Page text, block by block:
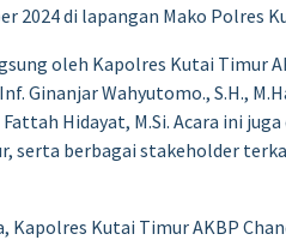
2024 di lapangan Mako Polres
oleh Kapolres Kutai Timur
Ginanjar Wahyutomo., S.H.,
Hidayat, M.Si. Acara ini
serta berbagai stakeholder
Kapolres Kutai Timur AKBP